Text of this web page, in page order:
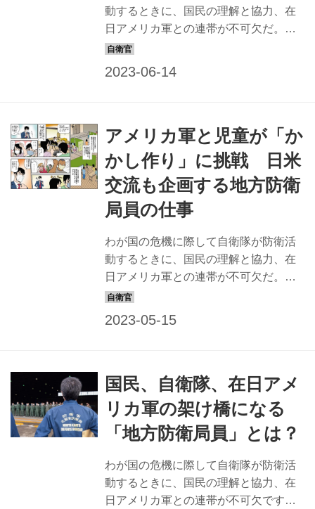
アメリカ軍が訓練などで使用する海域
があり、自衛隊法などの規定で、漁船
の操業禁...
動するときに、国民の理解と協力、在
日アメリカ軍との連帯が不可欠だ。ま
た、日ごろから、有事に備えて防衛施
が、どんな思いを込め、どのように仕
事しているかを知るために、全国の防
衛局であった事実を基に、分かりやす
い物語にしたマンガでお届けしよう。
「基地周辺の騒音対策」の巻 北関東防
衛局 藤河係長、小野寺事務官、石井係
長の場合 近隣住民の不安を和らげる周
辺対策 航空機の離着陸などが行われる
飛行場や砲撃訓練が行われる演習場周
辺の住...
アメリカ軍と児童が「か
かし作り」に挑戦 日米
交流も企画する地方防衛
局員の仕事
わが国の危機に際して自衛隊が防衛活
動するときに、国民の理解と協力、在
日アメリカ軍との連帯が不可欠だ。ま
た、日ごろから、有事に備えて防衛施
が、どんな思いを込め、どのように仕
事しているかを知るために、全国の防
衛局であった事実を基に、分かりやす
い物語にしたマンガでお届けしよう。
防衛局（帯広防衛支局）合掌課長補佐
の場合 演習場周辺を活用し地域産業に
も貢献 北海道防衛局帯広防衛支局の管
国民、自衛隊、在日アメ
リカ軍の架け橋になる
「地方防衛局員」とは？
わが国の危機に際して自衛隊が防衛活
動するときに、国民の理解と協力、在
日アメリカ軍との連帯が不可欠です。